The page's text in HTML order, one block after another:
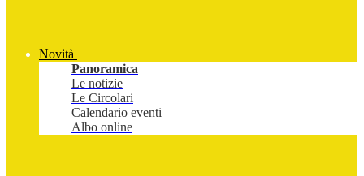
Novità
Panoramica
Le notizie
Le Circolari
Calendario eventi
Albo online